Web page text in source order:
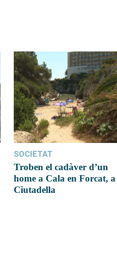
SOCIETAT
Troben el cadàver d’un
home a Cala en Forcat, a
Ciutadella